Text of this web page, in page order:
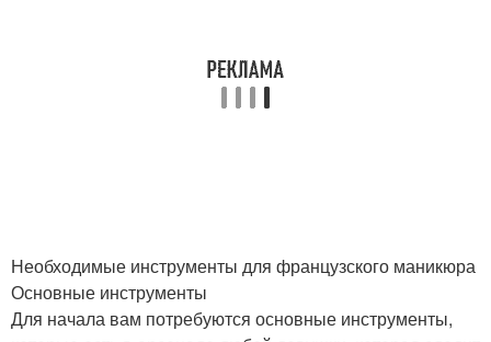
Необходимые инструменты для французского маникюра
Основные инструменты
Для начала вам потребуются основные инструменты,